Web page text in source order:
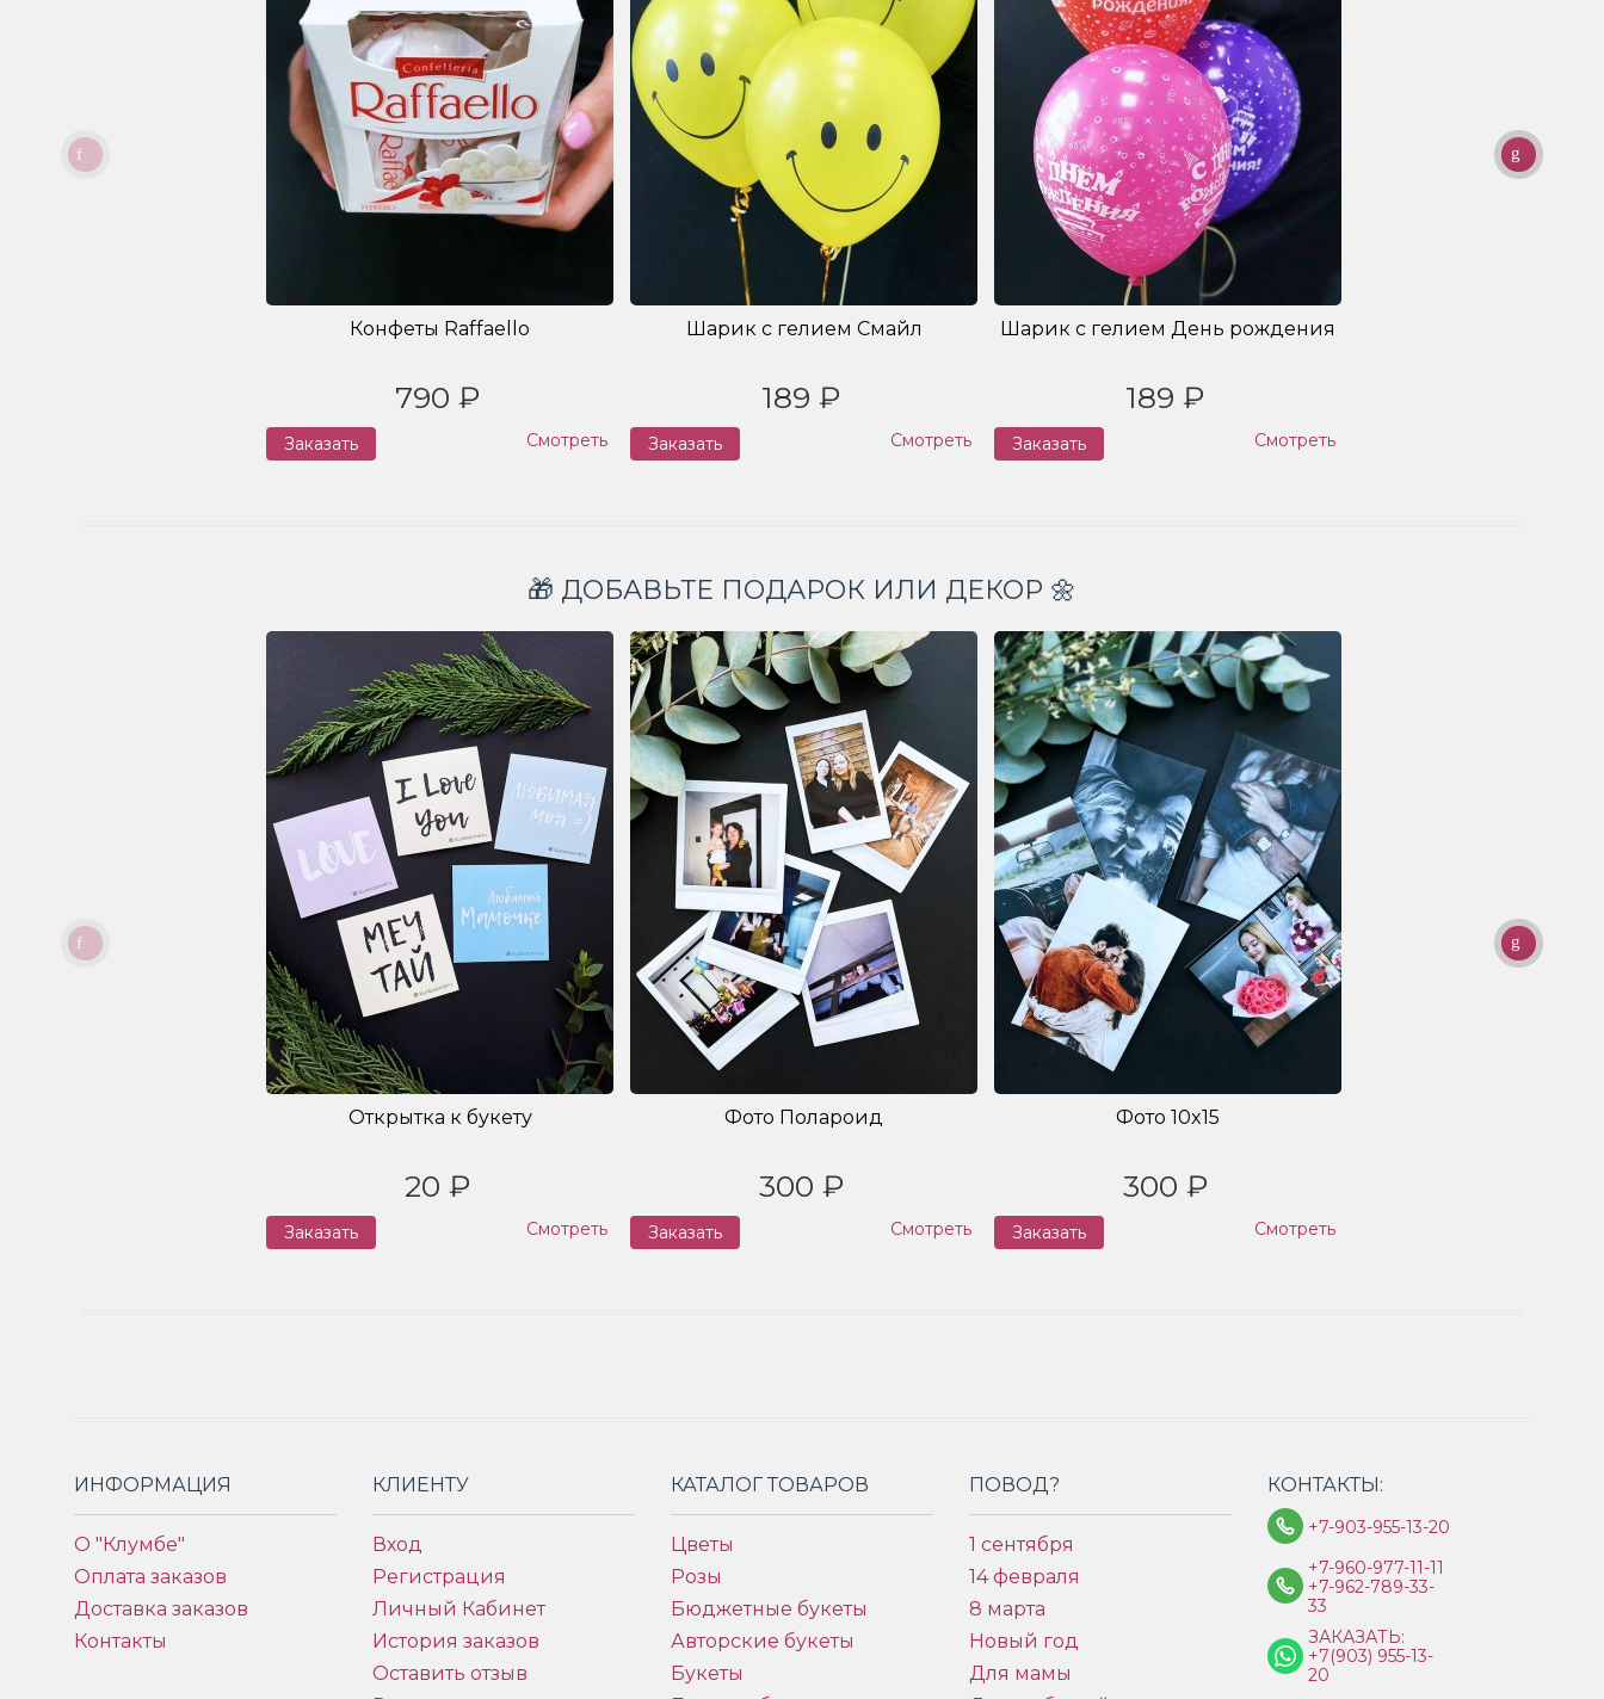
Конфеты Raffaello
790 ₽
Заказать Смотреть
Шарик с гелием Смайл
189 ₽
Заказать Смотреть
Шарик с гелием День рождения
189 ₽
Заказать Смотреть
🎁 ДОБАВЬТЕ ПОДАРОК ИЛИ ДЕКОР 🌼
Открытка к букету
20 ₽
Заказать Смотреть
Фото Полароид
300 ₽
Заказать Смотреть
Фото 10x15
300 ₽
Заказать Смотреть
ИНФОРМАЦИЯ
О "Клумбе"
Оплата заказов
Доставка заказов
Контакты
КЛИЕНТУ
Вход
Регистрация
Личный Кабинет
История заказов
Оставить отзыв
КАТАЛОГ ТОВАРОВ
Цветы
Розы
Бюджетные букеты
Авторские букеты
Букеты
ПОВОД?
1 сентября
14 февраля
8 марта
Новый год
Для мамы
КОНТАКТЫ:
+7-903-955-13-20
+7-960-977-11-11
+7-962-789-33-
33
ЗАКАЗАТЬ:
+7(903) 955-13-
20